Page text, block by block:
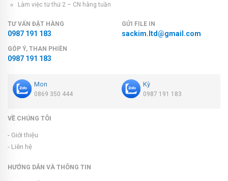
Làm việc từ thứ 2 – CN hàng tuần
TƯ VẤN ĐẶT HÀNG
0987 191 183
GỬI FILE IN
sackim.ltd@gmail.com
GÓP Ý, THAN PHIỀN
0987 191 183
Mon
0869 350 444
Kỳ
0987 191 183
VỀ CHÚNG TÔI
- Giới thiệu
- Liên hệ
HƯỚNG DẪN VÀ THÔNG TIN